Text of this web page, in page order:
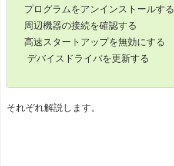
プログラムをアンインストールする
周辺機器の接続を確認する
高速スタートアップを無効にする
デバイスドライバを更新する
それぞれ解説します。